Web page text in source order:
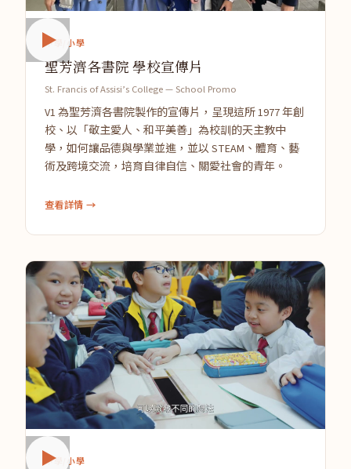
中學/小學
聖芳濟各書院 學校宣傳片
St. Francis of Assisi’s College — School Promo
V1 為聖芳濟各書院製作的宣傳片，呈現這所 1977 年創
校、以「敬主愛人、和平美善」為校訓的天主教中
學，如何讓品德與學業並進，並以 STEAM、體育、藝
術及跨境交流，培育自律自信、關愛社會的青年。
查看詳情 →
中學/小學